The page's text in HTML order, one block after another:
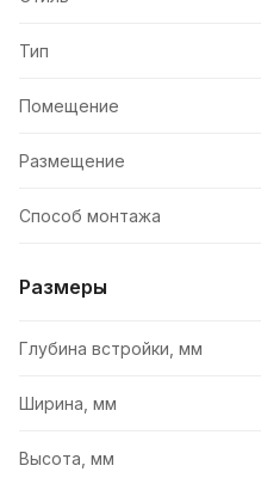
Тип
Помещение
Размещение
Способ монтажа
Размеры
Глубина встройки, мм
Ширина, мм
Высота, мм